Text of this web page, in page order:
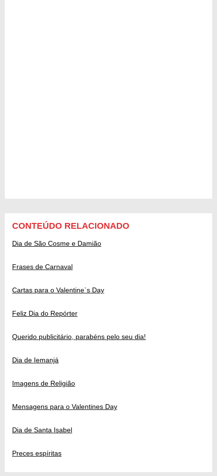
CONTEÚDO RELACIONADO
Dia de São Cosme e Damião
Frases de Carnaval
Cartas para o Valentine`s Day
Feliz Dia do Repórter
Querido publicitário, parabéns pelo seu dia!
Dia de Iemanjá
Imagens de Religião
Mensagens para o Valentines Day
Dia de Santa Isabel
Preces espíritas